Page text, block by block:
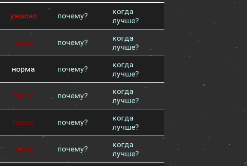
ужасно почему?
когда
лучше?
плохо почему?
когда
лучше?
норма почему?
когда
лучше?
плохо почему?
когда
лучше?
плохо почему?
когда
лучше?
плохо почему?
когда
лучше?